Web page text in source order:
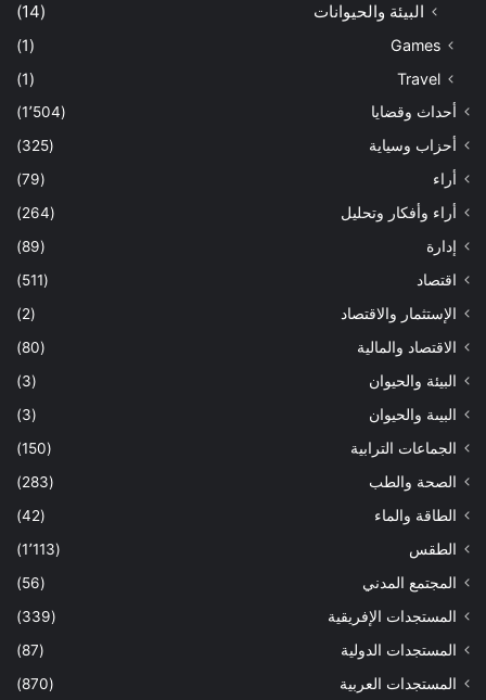
البيئة والحيوانات (14)
Games
(1)
Travel
(1)
أحداث وقضايا
(1٬504)
أحزاب وسياية
(325)
أراء
(79)
أراء وأفكار وتحليل
(264)
إدارة
(89)
اقتصاد
(511)
الإستثمار والاقتصاد
(2)
الاقتصاد والمالية
(80)
البيئة والحيوان
(3)
البيىة والحيوان
(3)
الجماعات الترابية
(150)
الصحة والطب
(283)
الطاقة والماء
(42)
الطقس
(1٬113)
المجتمع المدني
(56)
المستجدات الإفريقية
(339)
المستجدات الدولية
(87)
المستجدات العربية
(870)